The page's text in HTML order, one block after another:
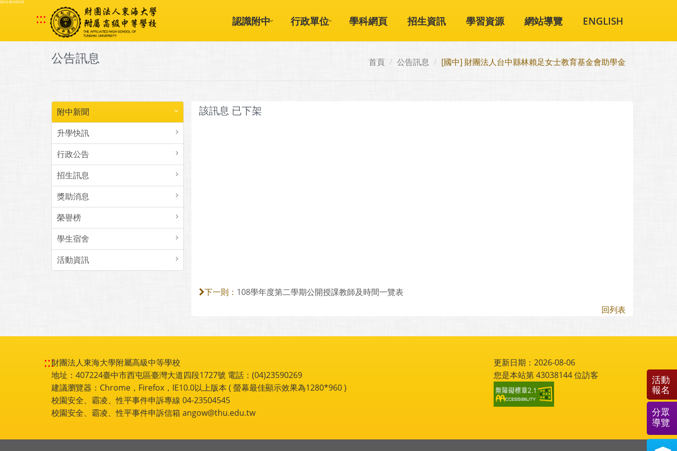
跳到主要內容區塊
::: 認識附中 行政單位 學科網頁 招生資訊 學習資源 網站導覽 ENGLISH
公告訊息 首頁 公告訊息 [國中] 財團法人台中縣林賴足女士教育基金會助學金
附中新聞
升學快訊
行政公告
招生訊息
獎助消息
榮譽榜
學生宿舍
活動資訊
該訊息 已下架
下一則： 108學年度第二學期公開授課教師及時間一覽表
回列表
:::財團法人東海大學附屬高級中等學校
地址：407224臺中市西屯區臺灣大道四段1727號 電話：(04)23590269
建議瀏覽器：Chrome，Firefox，IE10.0以上版本 ( 螢幕最佳顯示效果為1280*960 )
校園安全、霸凌、性平事件申訴專線 04-23504545
校園安全、霸凌、性平事件申訴信箱 angow@thu.edu.tw
更新日期：2026-08-06
您是本站第43038144位訪客
活動
報名
分眾
導覽